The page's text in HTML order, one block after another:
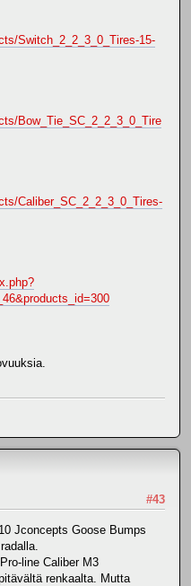
Switch_2_2_3_0_Tires-15-
Bow_Tie_SC_2_2_3_0_Tire
Caliber_SC_2_2_3_0_Tires-
#43
Jconcepts Goose Bumps
line Caliber M3
renkaalta. Mutta